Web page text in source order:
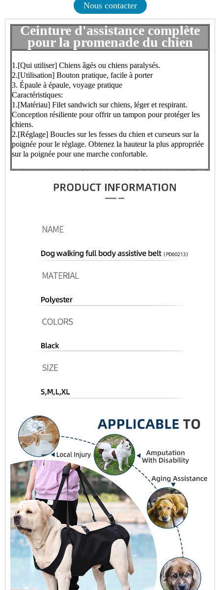
Nous contacter
Ceinture d'assistance complète
pour la promenade du chien
1.[Qui utiliser] Chiens âgés ou chiens paralysés.
2.[Utilisation] Bouton pratique, facile à porter
3. Épaule à épaule, voyage pratique
Caractéristiques:
1.[Matériau] Filet sandwich sur chiens, léger et respirant.
Conception résiliente pour offrir un tampon pour protéger les
chiens.
2.[Réglage] Boucles sur les fesses du chien et curseurs sur la
poignée pour le réglage. Obtenez la hauteur la plus appropriée
sur la poignée pour une marche confortable.